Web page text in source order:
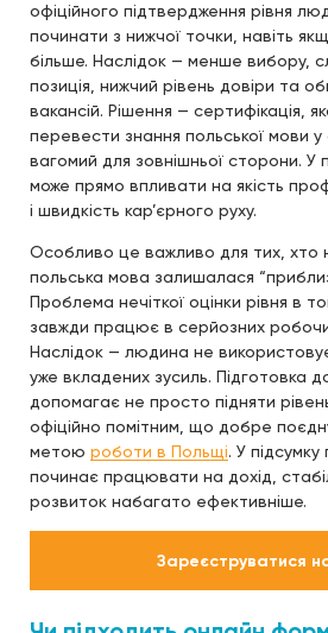
офіційного підтвердження рівня
починати з нижчої точки, навіть
більше. Наслідок — менше вибору,
позиція, нижчий рівень довіри та
вакансій. Рішення — сертифікація,
перевести знання польської мови у
вагомий для зовнішньої сторони. У
може прямо впливати на якість
і швидкість кар’єрного руху.
Особливо це важливо для тих, хто
польська мова залишалася
Проблема нечіткої оцінки рівня в
завжди працює в серйозних
Наслідок — людина не
уже вкладених зусиль. Підготовка
допомагає не просто підняти
офіційно помітним, що добре
метою роботи в Польщі. У
починає працювати на дохід,
розвиток набагато ефективніше.
Зареєструватися